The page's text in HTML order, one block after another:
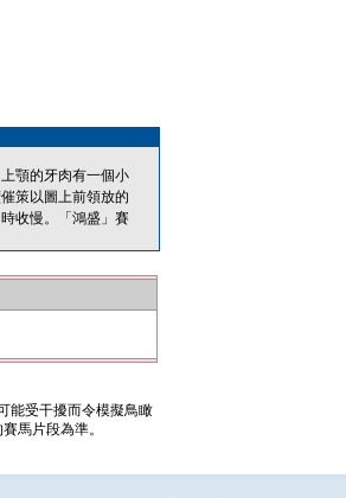
顎的牙肉有一個小
策以圖上前領放的
收慢。「鴻盛」賽
能受干擾而令模擬鳥瞰
馬片段為準。